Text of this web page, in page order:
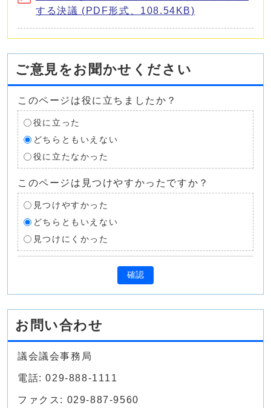
する決議 (PDF形式、108.54KB)
ご意見をお聞かせください
このページは役に立ちましたか？
役に立った
どちらともいえない
役に立たなかった
このページは見つけやすかったですか？
見つけやすかった
どちらともいえない
見つけにくかった
確認
お問い合わせ
議会議会事務局
電話: 029-888-1111
ファクス: 029-887-9560